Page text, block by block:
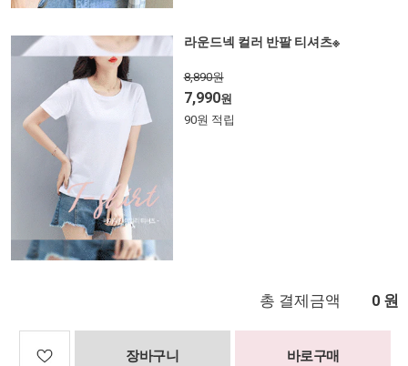
라운드넥 컬러 반팔 티셔츠※
8,890원
7,990원
90원 적립
총 결제금액 0 원
장바구니 바로구매